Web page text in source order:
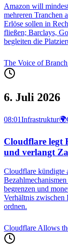
Amazon will
mehreren Tranchen
Erlöse sollen in
fließen; Barclays,
begleiten die
The Voice of
6. Juli 2026
08:01Infrastruktur🌍
Cloudflare legt
und verlangt
Cloudflare kündigte
begrenzen und
Verhältnis zwischen
ordnen.
Cloudflare Allows